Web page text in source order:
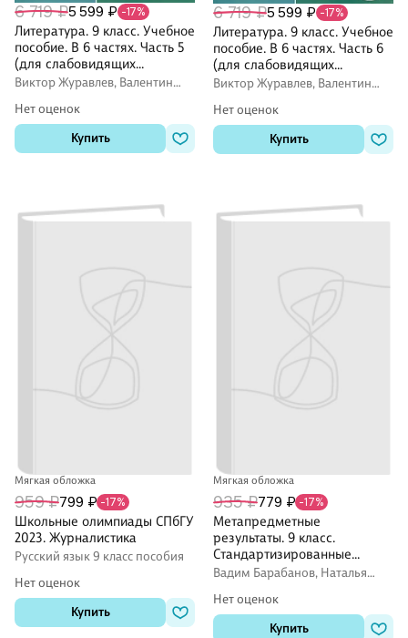
6 719 ₽5 599 ₽ -17%
Литература. 9 класс. Учебное
пособие. В 6 частях. Часть 5
(для слабовидящих
обучающихся)
Виктор Журавлев, Валентин
Нет оценок
Купить
6 719 ₽5 599 ₽ -17%
Литература. 9 класс. Учебное
пособие. В 6 частях. Часть 6
(для слабовидящих
обучающихся)
Виктор Журавлев, Валентин
Нет оценок
Купить
Мягкая обложка
959 ₽799 ₽ -17%
Школьные олимпиады СПбГУ
2023. Журналистика
Русский язык 9 класс пособия
Нет оценок
Купить
Мягкая обложка
935 ₽779 ₽ -17%
Метапредметные
результаты. 9 класс.
Стандартизированные
материалы для оценки
4 варианты
Вадим Барабанов, Наталья
Нет оценок
Купить